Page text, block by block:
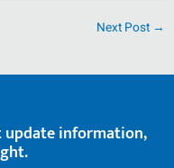
Next Post →
update information,